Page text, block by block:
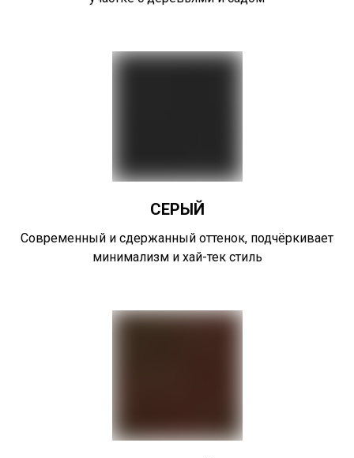
СЕРЫЙ
Современный и сдержанный оттенок, подчёркивает
минимализм и хай-тек стиль